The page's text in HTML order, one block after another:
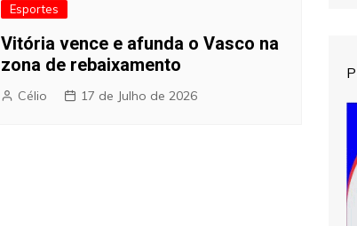
Esportes
Vitória vence e afunda o Vasco na
zona de rebaixamento
Célio 17 de Julho de 2026